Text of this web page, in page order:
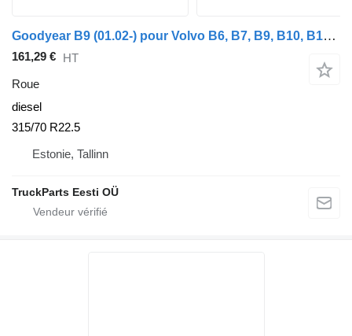
Goodyear B9 (01.02-) pour Volvo B6, B7, B9, B10, B12 bus (1978-2011)
161,29 € HT
Roue
diesel
315/70 R22.5
Estonie, Tallinn
TruckParts Eesti OÜ